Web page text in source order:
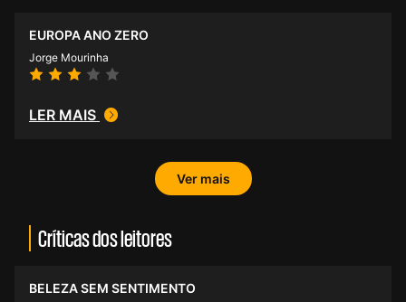
EUROPA ANO ZERO
Jorge Mourinha
LER MAIS
Ver mais
Críticas dos leitores
BELEZA SEM SENTIMENTO